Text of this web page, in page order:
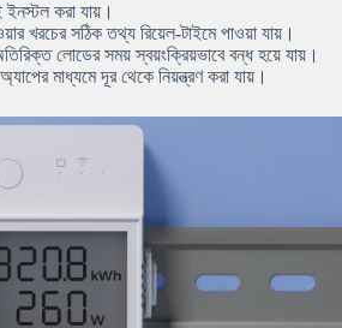
করা যায়।
খরচের সঠিক তথ্য রিয়েল-টাইমে পাওয়া যায়।
লোডের সময় স্বয়ংক্রিয়ভাবে বন্ধ হয়ে যায়।
মাধ্যমে দূর থেকে নিয়ন্ত্রণ করা যায়।